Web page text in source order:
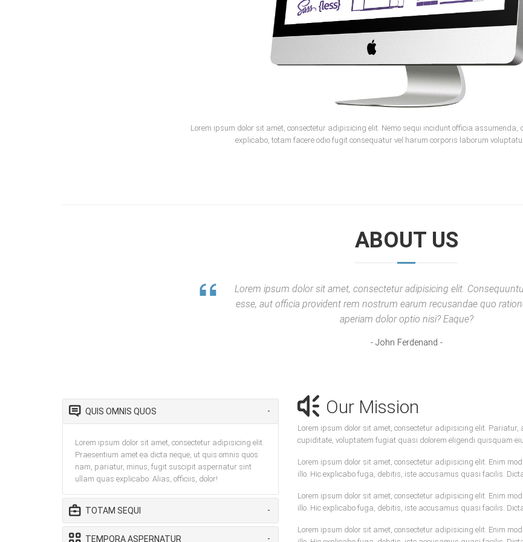
Lorem ipsum dolor sit amet, consectetur adipisicing elit. Nemo sequi incidunt officia assumenda,
explicabo, totam facere odio fugit consequatur vel harum corporis laborum
ABOUT US
Lorem ipsum dolor sit amet, consectetur adipisicing elit.
esse, aut officia provident rem nostrum earum recusandae quo
aperiam dolor optio nisi? Eaque?
John Ferdenand
QUIS OMNIS QUOS
Lorem ipsum dolor sit amet, consectetur adipisicing elit.
Praesentium amet ea dicta neque, ut quis omnis quos
nam, pariatur, minus, fugit suscipit aspernatur sint
ullam quas explicabo. Alias, officiis, dolor!
TOTAM SEQUI
TEMPORA ASPERNATUR
Our Mission
Lorem ipsum dolor sit amet, consectetur adipisicing elit.
cupiditate, voluptatem fugiat quasi dolorem eligendi quisquam
Lorem ipsum dolor sit amet, consectetur adipisicing elit. Enim
illo. Hic explicabo fuga, debitis, iste accusamus quasi facilis.
Lorem ipsum dolor sit amet, consectetur adipisicing elit. Enim
illo. Hic explicabo fuga, debitis, iste accusamus quasi facilis.
Lorem ipsum dolor sit amet, consectetur adipisicing elit. Enim